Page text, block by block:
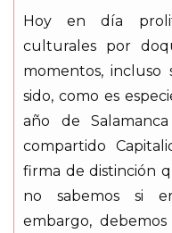
Hoy en día
culturales por
momentos, incluso
sido, como es
año de
compartido
firma de distinción
no sabemos si
embargo,